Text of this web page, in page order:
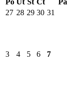
Po Út St Čt Pá
27 28 29 30 31
3 4 5 6 7